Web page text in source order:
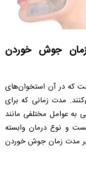
زمان جوش خوردن
که در آن استخوان‌های
مدت زمانی که برای
عوامل مختلفی مانند
و نوع درمان وابسته
بر مدت زمان جوش خوردن